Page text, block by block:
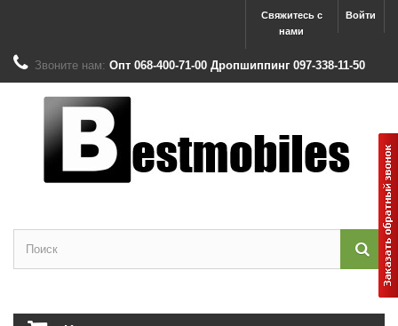
Войти
Свяжитесь с
нами
Звоните нам: Опт 068-400-71-00 Дропшиппинг 097-338-11-50